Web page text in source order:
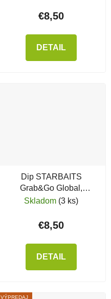
€8,50
DETAIL
Dip STARBAITS
Grab&Go Global,
Ananás
Skladom (3 ks)
€8,50
DETAIL
VÝPREDAJ